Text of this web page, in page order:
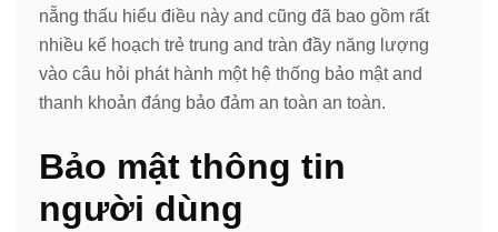
nẵng thấu hiểu điều này and cũng đã bao gồm rất
nhiều kế hoạch trẻ trung and tràn đầy năng lượng
vào câu hỏi phát hành một hệ thống bảo mật and
thanh khoản đáng bảo đảm an toàn an toàn.
Bảo mật thông tin
người dùng